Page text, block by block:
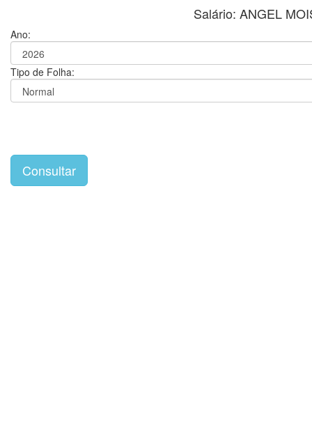
Salário: ANGEL
Ano:
Tipo de Folha: